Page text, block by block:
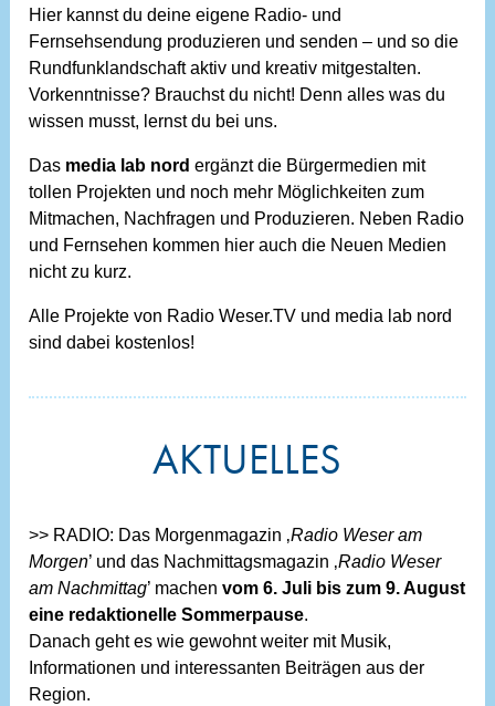
Hier kannst du deine eigene Radio- und
Fernsehsendung produzieren und senden – und so die
Rundfunklandschaft aktiv und kreativ mitgestalten.
Vorkenntnisse? Brauchst du nicht! Denn alles was du
wissen musst, lernst du bei uns.
Das media lab nord ergänzt die Bürgermedien mit
tollen Projekten und noch mehr Möglichkeiten zum
Mitmachen, Nachfragen und Produzieren. Neben Radio
und Fernsehen kommen hier auch die Neuen Medien
nicht zu kurz.
Alle Projekte von Radio Weser.TV und media lab nord
sind dabei kostenlos!
AKTUELLES
>> RADIO: Das Morgenmagazin ‚Radio Weser am
Morgen’ und das Nachmittagsmagazin ‚Radio Weser
am Nachmittag’ machenvom 6. Juli bis zum 9. August
eine redaktionelle Sommerpause.
Danach geht es wie gewohnt weiter mit Musik,
Informationen und interessanten Beiträgen aus der
Region.